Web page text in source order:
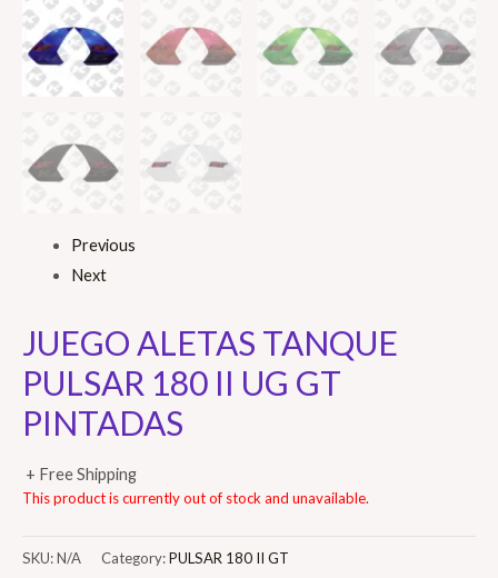
Previous
Next
JUEGO ALETAS TANQUE
PULSAR 180 II UG GT
PINTADAS
+ Free Shipping
This product is currently out of stock and unavailable.
SKU:N/A Category:PULSAR 180 II GT